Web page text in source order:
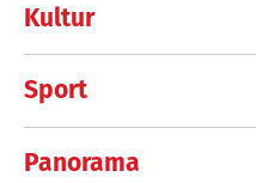
Kultur
Sport
Panorama